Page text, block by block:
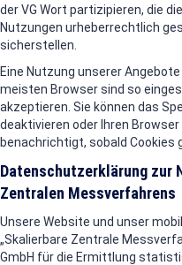
der VG Wort partizipieren, die
Nutzungen urheberrechtlich
sicherstellen.
Eine Nutzung unserer
meisten Browser sind so
akzeptieren. Sie können das
deaktivieren oder Ihren
benachrichtigt, sobald Cookies
Datenschutzerklärung zur
Zentralen Messverfahrens
Unsere Website und unser
„Skalierbare Zentrale
GmbH für die Ermittlung